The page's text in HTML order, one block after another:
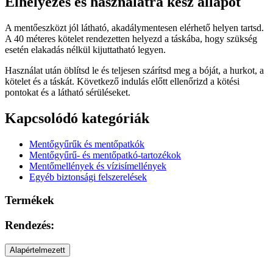
A mentőeszközt jól látható, akadálymentesen elérhető helyen tartsd.
A 40 méteres kötelet rendezetten helyezd a táskába, hogy szükség
esetén elakadás nélkül kijuttatható legyen.
Használat után öblítsd le és teljesen szárítsd meg a bóját, a hurkot, a
kötelet és a táskát. Következő indulás előtt ellenőrizd a kötési
pontokat és a látható sérüléseket.
Kapcsolódó kategóriák
Mentőgyűrűk és mentőpatkók
Mentőgyűrű- és mentőpatkó-tartozékok
Mentőmellények és vízisímellények
Egyéb biztonsági felszerelések
Termékek
Rendezés:
Alapértelmezett